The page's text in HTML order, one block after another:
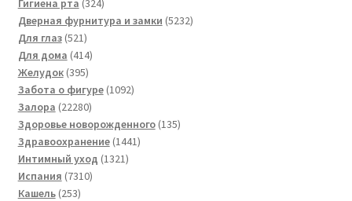
товара
Дверная фурнитура и замки 52325232
Для глаз 521521
товар
Для дома 414414
Желудок 395395
товаров
Забота о фигуре 10921092
Залора 2228022280
товаров
Здоровье новорожденного 135135
Здравоохранение 14411441
Интимный уход 13211321
Испания 73107310
Кашель 253253